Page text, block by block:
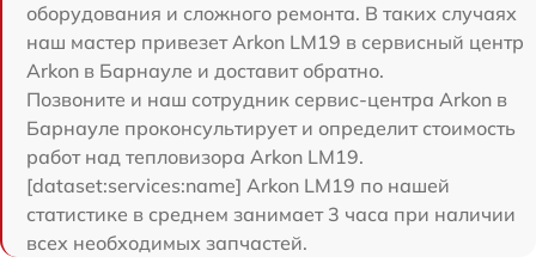
оборудования и сложного ремонта. В таких случаях
наш мастер привезет Arkon LM19 в сервисный центр
Arkon в Барнауле и доставит обратно.
Позвоните и наш сотрудник сервис-центра Arkon в
Барнауле проконсультирует и определит стоимость
работ над тепловизора Arkon LM19.
[dataset:services:name] Arkon LM19 по нашей
статистике в среднем занимает 3 часа при наличии
всех необходимых запчастей.